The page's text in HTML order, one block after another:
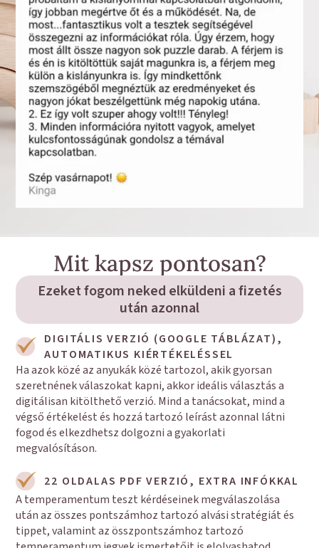
Mit kapsz pontosan?
Ezeket fogom neked elküldeni a fizetés
után azonnal
DIGITÁLIS VERZIÓ (GOOGLE TÁBLÁZAT),
AUTOMATIKUS KIÉRTÉKELÉSSEL
Ha azok közé az anyukák közé tartozol, akik gyorsan
szeretnének válaszokat kapni, akkor ideális választás a
digitálisan kitölthető verzió. Mind a tanácsokat, mind a
végső értékelést és hozzá tartozó leírást azonnal látni
fogod és elkezdhetsz dolgozni a gyakorlati
megvalósításon.
22 OLDALAS PDF VERZIÓ, EXTRA INFÓKKAL
A temperamentum teszt kérdéseinek megválaszolása
után az összes pontszámhoz tartozó alvási stratégiát és
tippet, valamint az összpontszámhoz tartozó